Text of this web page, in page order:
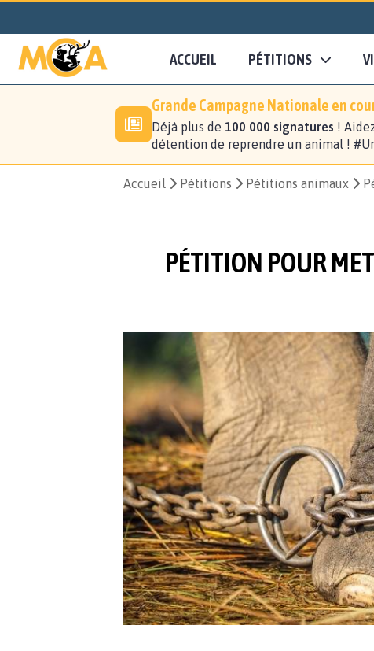
ACCUEIL PÉTITIONS
Grande Campagne Nationale en
Déjà plus de 100 000 signatures !
détention de reprendre un animal !
Accueil Pétitions Pétitions animaux
PÉTITION POUR